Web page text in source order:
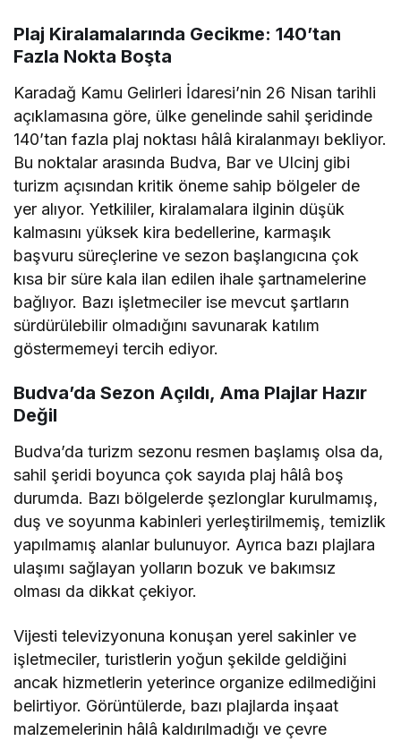
Plaj Kiralamalarında Gecikme: 140’tan
Fazla Nokta Boşta
Karadağ Kamu Gelirleri İdaresi’nin 26 Nisan tarihli
açıklamasına göre, ülke genelinde sahil şeridinde
140’tan fazla plaj noktası hâlâ kiralanmayı bekliyor.
Bu noktalar arasında Budva, Bar ve Ulcinj gibi
turizm açısından kritik öneme sahip bölgeler de
yer alıyor. Yetkililer, kiralamalara ilginin düşük
kalmasını yüksek kira bedellerine, karmaşık
başvuru süreçlerine ve sezon başlangıcına çok
kısa bir süre kala ilan edilen ihale şartnamelerine
bağlıyor. Bazı işletmeciler ise mevcut şartların
sürdürülebilir olmadığını savunarak katılım
göstermemeyi tercih ediyor.
Budva’da Sezon Açıldı, Ama Plajlar Hazır
Değil
Budva’da turizm sezonu resmen başlamış olsa da,
sahil şeridi boyunca çok sayıda plaj hâlâ boş
durumda. Bazı bölgelerde şezlonglar kurulmamış,
duş ve soyunma kabinleri yerleştirilmemiş, temizlik
yapılmamış alanlar bulunuyor. Ayrıca bazı plajlara
ulaşımı sağlayan yolların bozuk ve bakımsız
olması da dikkat çekiyor.
Vijesti televizyonuna konuşan yerel sakinler ve
işletmeciler, turistlerin yoğun şekilde geldiğini
ancak hizmetlerin yeterince organize edilmediğini
belirtiyor. Görüntülerde, bazı plajlarda inşaat
malzemelerinin hâlâ kaldırılmadığı ve çevre